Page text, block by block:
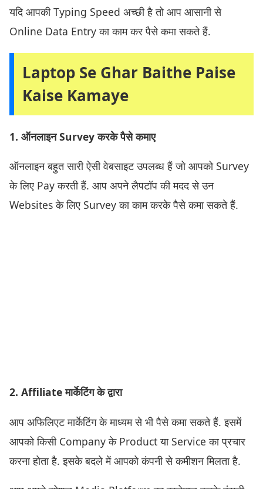
यदि आपकी Typing Speed अच्छी है तो आप आसानी से
Online Data Entry का काम कर पैसे कमा सकते हैं.
Laptop Se Ghar Baithe Paise
Kaise Kamaye
1. ऑनलाइन Survey करके पैसे कमाए
ऑनलाइन बहुत सारी ऐसी वेबसाइट उपलब्ध हैं जो आपको Survey
के लिए Pay करती हैं. आप अपने लैपटॉप की मदद से उन
Websites के लिए Survey का काम करके पैसे कमा सकते हैं.
2. Affiliate मार्केटिंग के द्वारा
आप अफिलिएट मार्केटिंग के माध्यम से भी पैसे कमा सकते हैं. इसमें
आपको किसी Company के Product या Service का प्रचार
करना होता है. इसके बदले में आपको कंपनी से कमीशन मिलता है.